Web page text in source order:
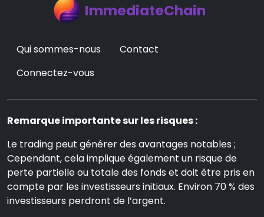
ImmediateChain
Qui sommes-nous
Contact
Connectez-vous
Remarque importante sur les risques :
Le trading peut générer des avantages notables ;
Cependant, cela implique également un risque de
perte partielle ou totale des fonds et doit être pris en
compte par les investisseurs initiaux. Environ 70 % des
investisseurs perdront de l’argent.